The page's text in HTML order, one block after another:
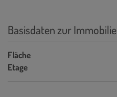
Basisdaten zur Immobilie
Fläche
Etage